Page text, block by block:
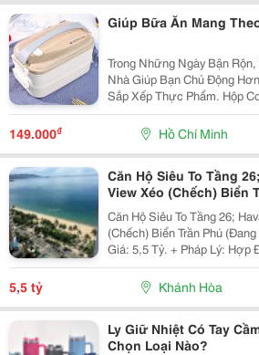
Giúp Bữa Ăn Mang
Trong Những Ngày Bận
Nhà Giúp Bạn Chủ Động
Sắp Xếp Thực Phẩm. Hộp
Tiện Lợi, Phù Hợp Để Mang
Kèm Khi Đi Học, Đi Làm
Chọn...
149.000₫ Hồ Chí Minh
Căn Hộ Siêu To Tầng
View Xéo (Chếch) Biển
25Tr/Tháng 5,5 Tỷ
Căn Hộ Siêu To Tầng 26;
(Chếch) Biển Trần Phú
Giá: 5,5 Tỷ. + Pháp Lý: Hợp
Toạ Lạc: 38 Trần Phú, P Lộc
Khánh Hoà. + Diện Tích:
5,5 tỷ Khánh Hòa
Ly Giữ Nhiệt Có Tay
Chọn Loại Nào?